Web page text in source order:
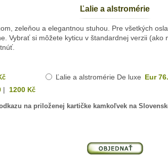
Ľalie a alstromérie
zeleňou a elegantnou stuhou. Pre všetkých
Vybrať si môžete kyticu v štandardnej verzii
Ľalie a alstromérie De luxe Eur
| 1200Kč
na priloženej kartičke kamkoľvek na